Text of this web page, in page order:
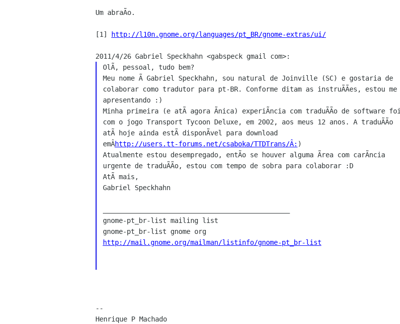
Um abraÃo.
[1] http://l10n.gnome.org/languages/pt_BR/gnome-extras/ui/
OlÃ, pessoal, tudo bem?
Meu nome Ã Gabriel Speckhahn, sou natural de Joinville (SC) e gostaria de
colaborar como tradutor para pt-BR. Conforme ditam as instruÃÃes, estou me
apresentando :)
Minha primeira (e atÃ agora Ãnica) experiÃncia com traduÃÃo de software foi
com o jogo Transport Tycoon Deluxe, em 2002, aos meus 12 anos. A traduÃÃo
atÃ hoje ainda estÃ disponÃvel para download
emÂhttp://users.tt-forums.net/csaboka/TTDTrans/Â: )
Atualmente estou desempregado, entÃo se houver alguma Ãrea com carÃncia
urgente de traduÃÃo, estou com tempo de sobra para colaborar :D
AtÃ mais,
Gabriel Speckhahn
gnome-pt_br-list mailing list
gnome-pt_br-list gnome org
http://mail.gnome.org/mailman/listinfo/gnome-pt_br-list
--
Henrique P Machado